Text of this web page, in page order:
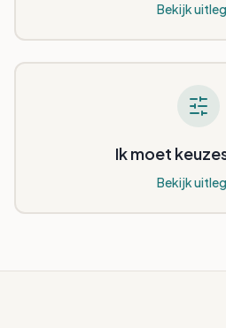
Bekijk uitleg
Ik moet
Bekijk uitleg